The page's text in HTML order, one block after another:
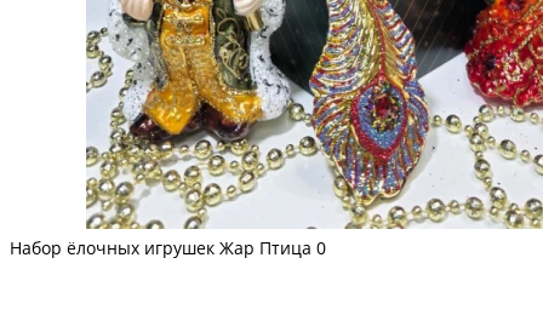
Набор ёлочных игрушек Жар Птица 0